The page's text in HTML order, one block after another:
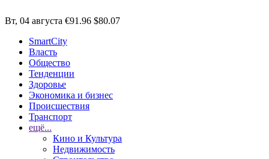
Вт, 04 августа €91.96 $80.07
SmartCity
Власть
Общество
Тенденции
Здоровье
Экономика и бизнес
Происшествия
Транспорт
ещё...
Кино и Культура
Недвижимость